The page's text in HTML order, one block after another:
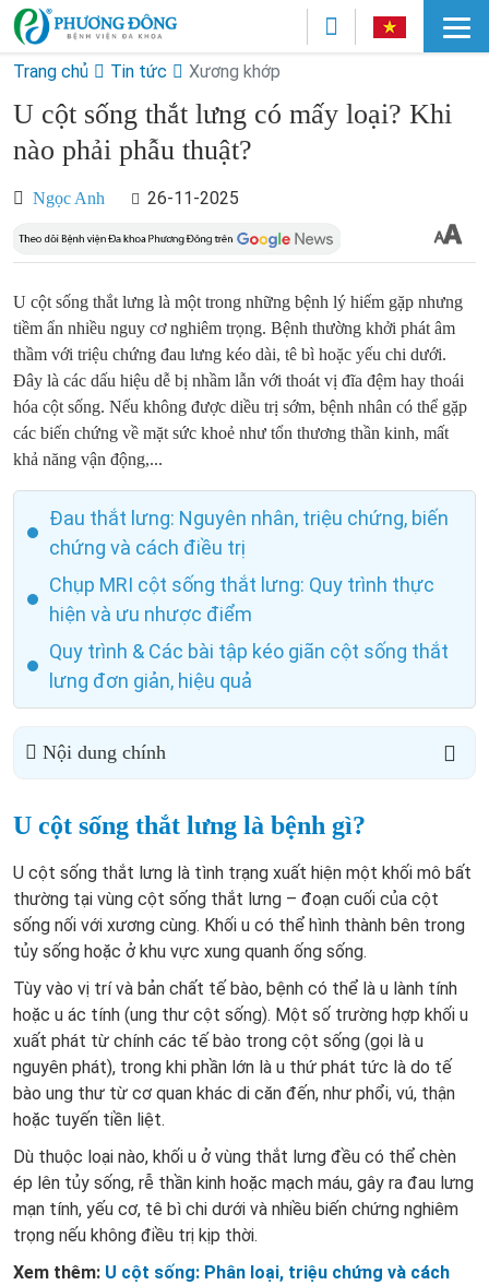
Trang chủ Tin tức Xương khớp
U cột sống thắt lưng có mấy loại? Khi
nào phải phẫu thuật?
Ngọc Anh 26-11-2025
U cột sống thắt lưng là một trong những bệnh lý hiếm gặp nhưng
tiềm ẩn nhiều nguy cơ nghiêm trọng. Bệnh thường khởi phát âm
thầm với triệu chứng đau lưng kéo dài, tê bì hoặc yếu chi dưới.
Đây là các dấu hiệu dễ bị nhầm lẫn với thoát vị đĩa đệm hay thoái
hóa cột sống. Nếu không được diều trị sớm, bệnh nhân có thể gặp
các biến chứng về mặt sức khoẻ như tổn thương thần kinh, mất
khả năng vận động,...
Đau thắt lưng: Nguyên nhân, triệu chứng, biến
chứng và cách điều trị
Chụp MRI cột sống thắt lưng: Quy trình thực
hiện và ưu nhược điểm
Quy trình & Các bài tập kéo giãn cột sống thắt
lưng đơn giản, hiệu quả
Nội dung chính
U cột sống thắt lưng là bệnh gì?
U cột sống thắt lưng là tình trạng xuất hiện một khối mô bất
thường tại vùng cột sống thắt lưng – đoạn cuối của cột
sống nối với xương cùng. Khối u có thể hình thành bên trong
tủy sống hoặc ở khu vực xung quanh ống sống.
Tùy vào vị trí và bản chất tế bào, bệnh có thể là u lành tính
hoặc u ác tính (ung thư cột sống). Một số trường hợp khối u
xuất phát từ chính các tế bào trong cột sống (gọi là u
nguyên phát), trong khi phần lớn là u thứ phát tức là do tế
bào ung thư từ cơ quan khác di căn đến, như phổi, vú, thận
hoặc tuyến tiền liệt.
Dù thuộc loại nào, khối u ở vùng thắt lưng đều có thể chèn
ép lên tủy sống, rễ thần kinh hoặc mạch máu, gây ra đau lưng
mạn tính, yếu cơ, tê bì chi dưới và nhiều biến chứng nghiêm
trọng nếu không điều trị kịp thời.
Xem thêm: U cột sống: Phân loại, triệu chứng và cách